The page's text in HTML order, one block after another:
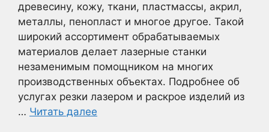
древесину, кожу, ткани, пластмассы, акрил,
металлы, пенопласт и многое другое. Такой
широкий ассортимент обрабатываемых
материалов делает лазерные станки
незаменимым помощником на многих
производственных объектах. Подробнее об
услугах резки лазером и раскрое изделий из
… Читать далее